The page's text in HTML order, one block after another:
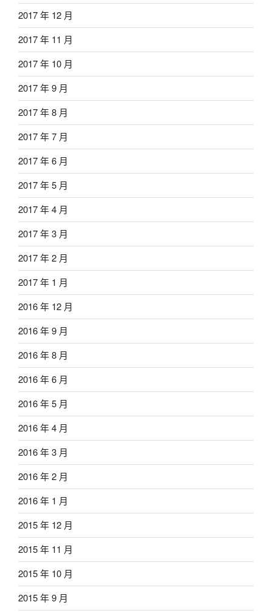
2017 年 12 月
2017 年 11 月
2017 年 10 月
2017 年 9 月
2017 年 8 月
2017 年 7 月
2017 年 6 月
2017 年 5 月
2017 年 4 月
2017 年 3 月
2017 年 2 月
2017 年 1 月
2016 年 12 月
2016 年 9 月
2016 年 8 月
2016 年 6 月
2016 年 5 月
2016 年 4 月
2016 年 3 月
2016 年 2 月
2016 年 1 月
2015 年 12 月
2015 年 11 月
2015 年 10 月
2015 年 9 月